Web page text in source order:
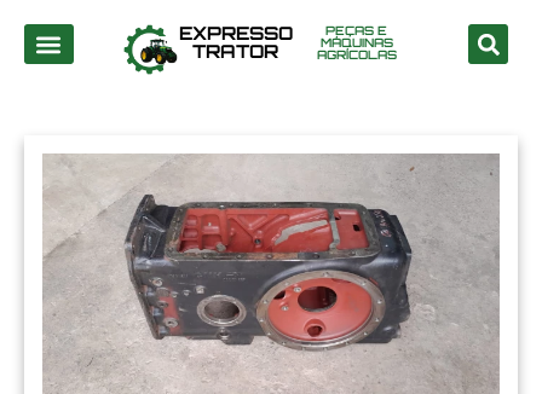
EXPRESSO
TRATOR
PEÇAS E
MÁQUINAS
AGRÍCOLAS